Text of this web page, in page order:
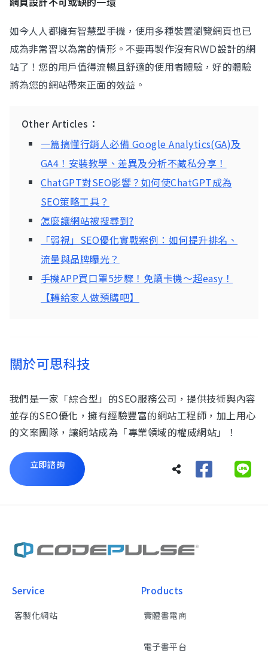
如今人人都擁有智慧型手機，使用多種裝置瀏覽網頁也已
成為非常習以為常的情形。不要再製作沒有RWD設計的網
站了！您的用戶值得流暢且舒適的使用者體驗，好的體驗
將為您的網站帶來正面的效益。
Other Articles：
一篇搞懂行銷人必備 Google Analytics(GA)及
GA4！安裝教學、差異及分析不藏私分享！
ChatGPT對SEO影響？如何使ChatGPT成為
SEO策略工具？
怎麼讓網站被搜尋到?
「弱視」SEO優化實戰案例：如何提升排名、
流量與品牌曝光？
手機APP買口罩5步驟！免讀卡機～超easy！
【轉給家人做預購吧】
關於可思科技
我們是一家「綜合型」的SEO服務公司，提供技術與內容
並存的SEO優化，擁有經驗豐富的網站工程師，加上用心
的文案團隊，讓網站成為「專業領域的權威網站」！
立即諮詢
Service
客製化網站
Products
實體書電商
電子書平台